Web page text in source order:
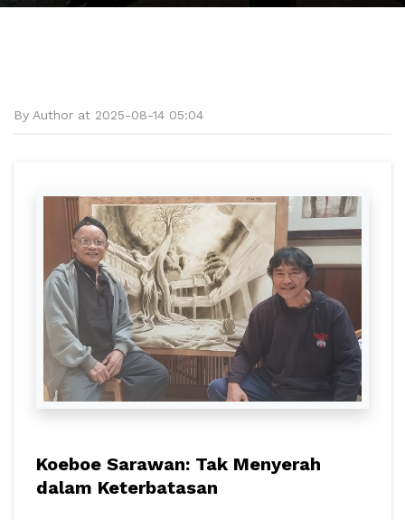
By Author at 2025-08-14 05:04
Koeboe Sarawan: Tak Menyerah
dalam Keterbatasan